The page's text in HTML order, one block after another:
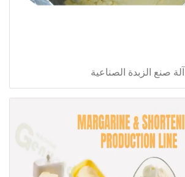
آلة صنع الزبدة الصناعية